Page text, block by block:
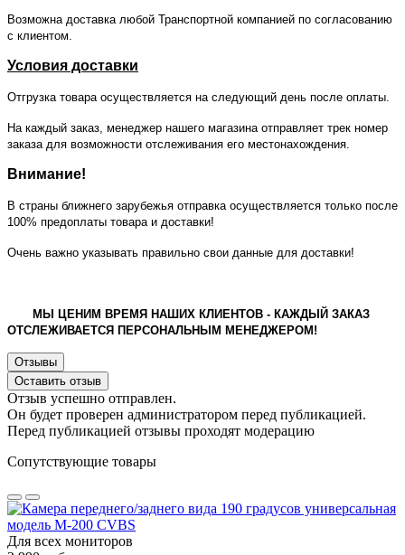
Возможна доставка любой Транспортной компанией по согласованию
с клиентом.
Условия доставки
Отгрузка товара осуществляется на следующий день после оплаты.
На каждый заказ, менеджер нашего магазина отправляет трек номер
заказа для возможности отслеживания его местонахождения.
Внимание!
В страны ближнего зарубежья отправка осуществляется только после
100% предоплаты товара и доставки!
Очень важно указывать правильно свои данные для доставки!
МЫ ЦЕНИМ ВРЕМЯ НАШИХ КЛИЕНТОВ - КАЖДЫЙ ЗАКАЗ
ОТСЛЕЖИВАЕТСЯ ПЕРСОНАЛЬНЫМ МЕНЕДЖЕРОМ!
Отзывы
Оставить отзыв
Отзыв успешно отправлен.
Он будет проверен администратором перед публикацией.
Перед публикацией отзывы проходят модерацию
Сопутствующие товары
Для всех мониторов